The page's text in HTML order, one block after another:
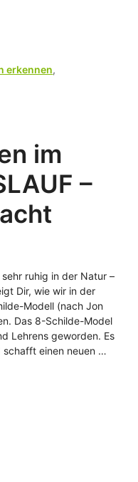
erkennen,
im
–
ruhig in der Natur –
Dir, wie wir in der
Modell (nach Jon
Das 8-Schilde-Model
Lehrens geworden. Es
schafft einen neuen …